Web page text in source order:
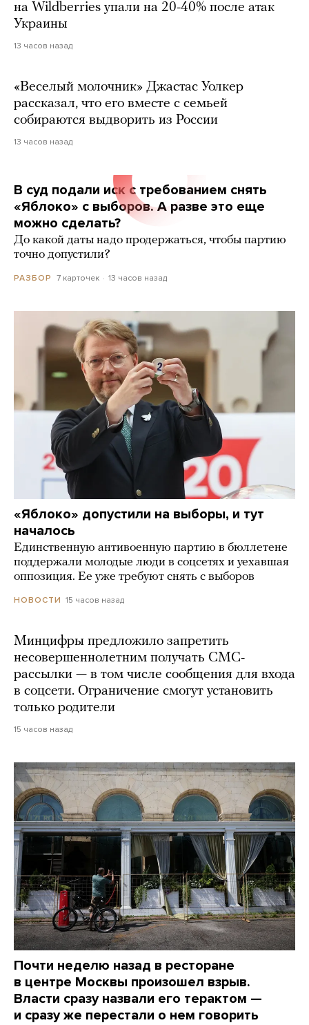
на Wildberries упали на 20-40% после атак
Украины
13 часов назад
«Веселый молочник» Джастас Уолкер
рассказал, что его вместе с семьей
собираются выдворить из России
13 часов назад
В суд подали иск с требованием снять
«Яблоко» с выборов. А разве это еще
можно сделать?
До какой даты надо продержаться, чтобы партию
точно допустили?
РАЗБОР 7 карточек 13 часов назад
«Яблоко» допустили на выборы, и тут
началось
Единственную антивоенную партию в бюллетене
поддержали молодые люди в соцсетях и уехавшая
оппозиция. Ее уже требуют снять с выборов
НОВОСТИ 15 часов назад
Минцифры предложило запретить
несовершеннолетним получать СМС-
рассылки — в том числе сообщения для входа
в соцсети. Ограничение смогут установить
только родители
15 часов назад
Почти неделю назад в ресторане
в центре Москвы произошел взрыв.
Власти сразу назвали его терактом —
и сразу же перестали о нем говорить